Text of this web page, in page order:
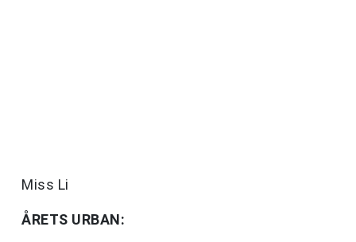
Miss Li
ÅRETS URBAN: